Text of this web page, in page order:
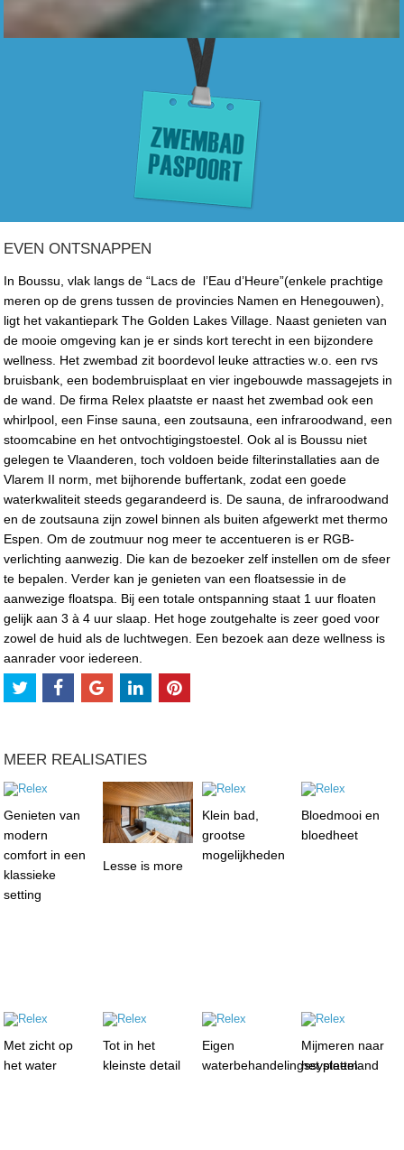
EVEN ONTSNAPPEN
In Boussu, vlak langs de “Lacs de l’Eau d’Heure”(enkele prachtige
meren op de grens tussen de provincies Namen en Henegouwen),
ligt het vakantiepark The Golden Lakes Village. Naast genieten van
de mooie omgeving kan je er sinds kort terecht in een bijzondere
wellness. Het zwembad zit boordevol leuke attracties w.o. een rvs
bruisbank, een bodembruisplaat en vier ingebouwde massagejets in
de wand. De firma Relex plaatste er naast het zwembad ook een
whirlpool, een Finse sauna, een zoutsauna, een infraroodwand, een
stoomcabine en het ontvochtigingstoestel. Ook al is Boussu niet
gelegen te Vlaanderen, toch voldoen beide filterinstallaties aan de
Vlarem II norm, met bijhorende buffertank, zodat een goede
waterkwaliteit steeds gegarandeerd is. De sauna, de infraroodwand
en de zoutsauna zijn zowel binnen als buiten afgewerkt met thermo
Espen. Om de zoutmuur nog meer te accentueren is er RGB-
verlichting aanwezig. Die kan de bezoeker zelf instellen om de sfeer
te bepalen. Verder kan je genieten van een floatsessie in de
aanwezige floatspa. Bij een totale ontspanning staat 1 uur floaten
gelijk aan 3 à 4 uur slaap. Het hoge zoutgehalte is zeer goed voor
zowel de huid als de luchtwegen. Een bezoek aan deze wellness is
aanrader voor iedereen.
MEER REALISATIES
Genieten van
modern
comfort in een
klassieke
setting
Lesse is more
Klein bad,
grootse
mogelijkheden
Bloedmooi en
bloedheet
Met zicht op
het water
Tot in het
kleinste detail
Eigen
waterbehandelingssysteem
Mijmeren naar
het platteland